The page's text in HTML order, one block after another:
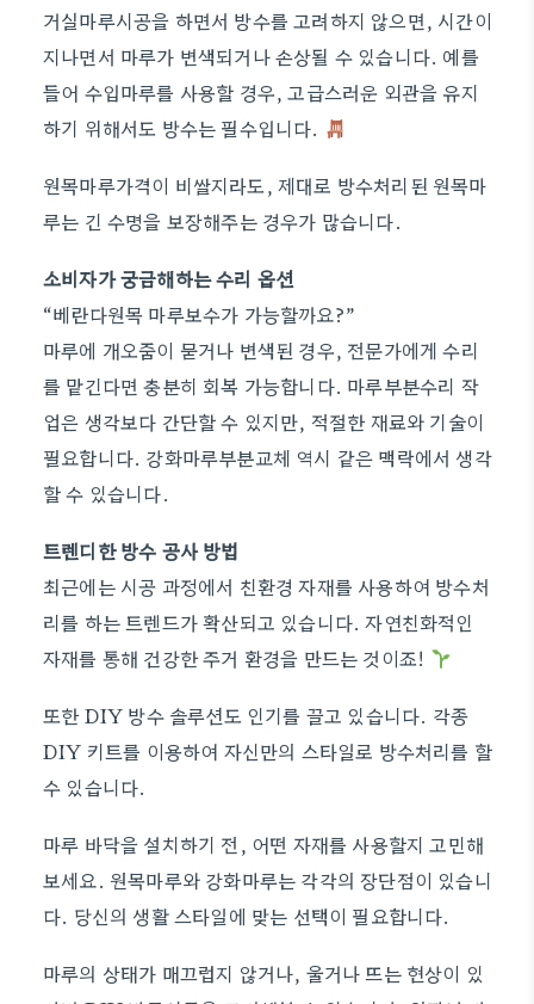
거실마루시공을 하면서 방수를 고려하지 않으면, 시간이
지나면서 마루가 변색되거나 손상될 수 있습니다. 예를
들어 수입마루를 사용할 경우, 고급스러운 외관을 유지
하기 위해서도 방수는 필수입니다.
원목마루가격이 비쌀지라도, 제대로 방수처리된 원목마
루는 긴 수명을 보장해주는 경우가 많습니다.
소비자가 궁금해하는 수리 옵션
“베란다원목 마루보수가 가능할까요?”
마루에 개오줌이 묻거나 변색된 경우, 전문가에게 수리
를 맡긴다면 충분히 회복 가능합니다. 마루부분수리 작
업은 생각보다 간단할 수 있지만, 적절한 재료와 기술이
필요합니다. 강화마루부분교체 역시 같은 맥락에서 생각
할 수 있습니다.
트렌디한 방수 공사 방법
최근에는 시공 과정에서 친환경 자재를 사용하여 방수처
리를 하는 트렌드가 확산되고 있습니다. 자연친화적인
자재를 통해 건강한 주거 환경을 만드는 것이죠!
또한 DIY 방수 솔루션도 인기를 끌고 있습니다. 각종
DIY 키트를 이용하여 자신만의 스타일로 방수처리를 할
수 있습니다.
마루 바닥을 설치하기 전, 어떤 자재를 사용할지 고민해
보세요. 원목마루와 강화마루는 각각의 장단점이 있습니
다. 당신의 생활 스타일에 맞는 선택이 필요합니다.
마루의 상태가 매끄럽지 않거나, 울거나 뜨는 현상이 있